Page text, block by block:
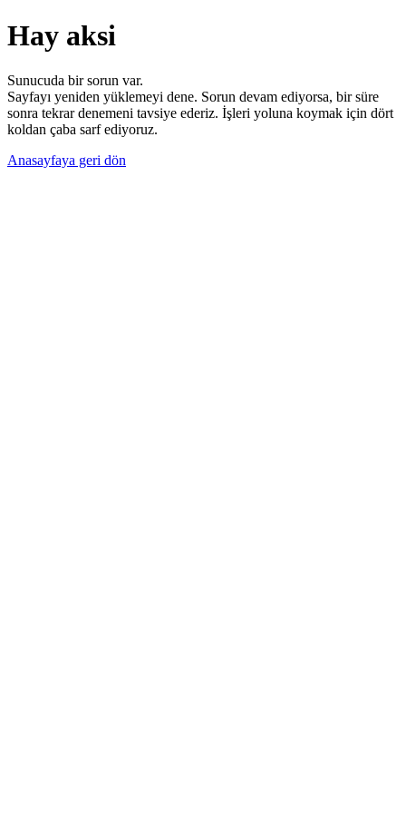
Hay aksi
Sunucuda bir sorun var.
Sayfayı yeniden yüklemeyi dene. Sorun devam ediyorsa, bir süre
sonra tekrar denemeni tavsiye ederiz. İşleri yoluna koymak için dört
koldan çaba sarf ediyoruz.
Anasayfaya geri dön